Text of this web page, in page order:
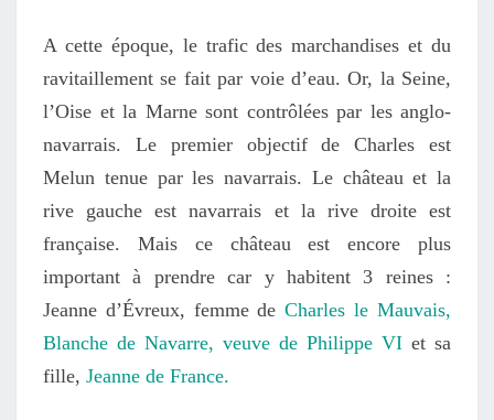
A cette époque, le trafic des marchandises et du
ravitaillement se fait par voie d’eau. Or, la Seine,
l’Oise et la Marne sont contrôlées par les anglo-
navarrais. Le premier objectif de Charles est
Melun tenue par les navarrais. Le château et la
rive gauche est navarrais et la rive droite est
française. Mais ce château est encore plus
important à prendre car y habitent 3 reines :
Jeanne d’Évreux, femme deCharles le Mauvais,
Blanche de Navarre, veuve de Philippe VI et sa
fille, Jeanne de France.